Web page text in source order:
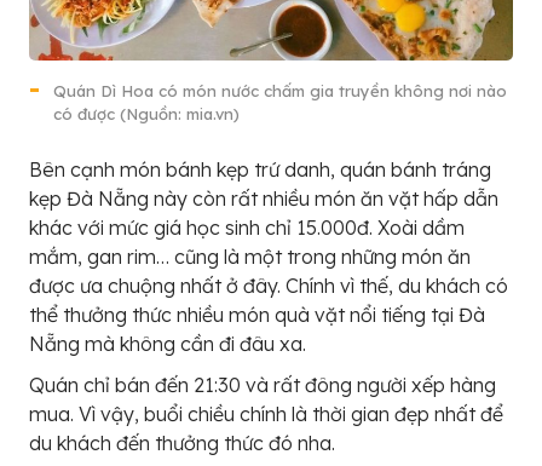
Quán Dì Hoa có món nước chấm gia truyền không nơi nào
có được (Nguồn: mia.vn)
Bên cạnh món bánh kẹp trứ danh, quán bánh tráng
kẹp Đà Nẵng này còn rất nhiều món ăn vặt hấp dẫn
khác với mức giá học sinh chỉ 15.000đ. Xoài dầm
mắm, gan rim… cũng là một trong những món ăn
được ưa chuộng nhất ở đây. Chính vì thế, du khách có
thể thưởng thức nhiều món quà vặt nổi tiếng tại Đà
Nẵng mà không cần đi đâu xa.
Quán chỉ bán đến 21:30 và rất đông người xếp hàng
mua. Vì vậy, buổi chiều chính là thời gian đẹp nhất để
du khách đến thưởng thức đó nha.